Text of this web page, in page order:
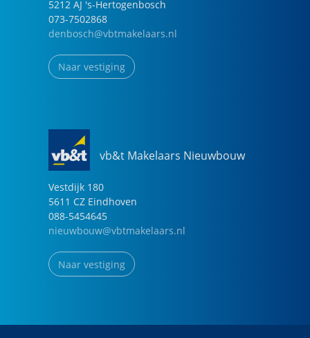
5212 AJ 's-Hertogenbosch
073-7502868
denbosch@vbtmakelaars.nl
Naar vestiging
vb&t Makelaars Nieuwbouw
Vestdijk 180
5611 CZ Eindhoven
088-5454645
nieuwbouw@vbtmakelaars.nl
Naar vestiging